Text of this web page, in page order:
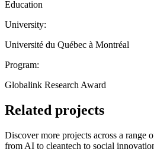
Education
University:
Université du Québec à Montréal
Program:
Globalink Research Award
Related projects
Discover more projects across a range
from AI to cleantech to social